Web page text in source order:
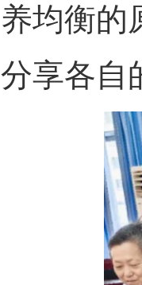
养均衡的
分享各自